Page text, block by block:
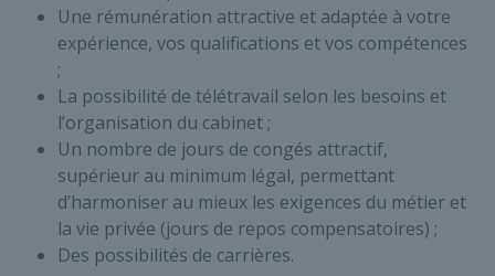
Une rémunération attractive et adaptée à votre
expérience, vos qualifications et vos compétences
;
La possibilité de télétravail selon les besoins et
l’organisation du cabinet ;
Un nombre de jours de congés attractif,
supérieur au minimum légal, permettant
d’harmoniser au mieux les exigences du métier et
la vie privée (jours de repos compensatoires) ;
Des possibilités de carrières.